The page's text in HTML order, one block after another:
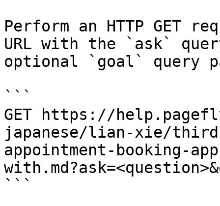
Perform an HTTP GET
URL with the `ask`
optional `goal` query
```
GET https://
japanese/lian-xie/
appointment-booking-
```